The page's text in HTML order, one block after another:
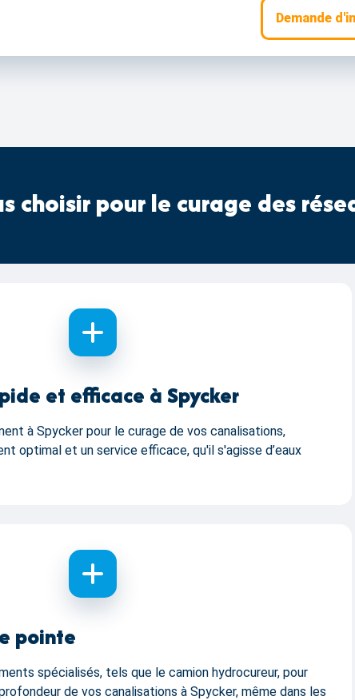
Demande
choisir pour le curage des
et efficace à Spycker
à Spycker pour le curage de vos canalisations,
optimal et un service efficace, qu'il s'agisse d’eaux
pointe
spécialisés, tels que le camion hydrocureur, pour
de vos canalisations à Spycker, même dans les